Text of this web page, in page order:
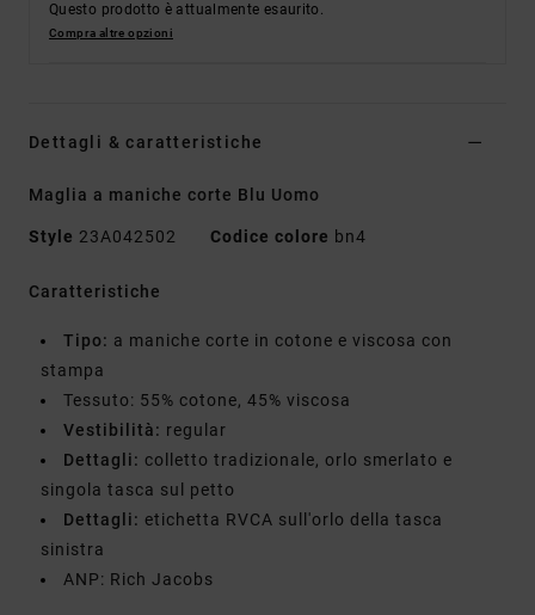
Questo prodotto è attualmente esaurito.
Compra altre opzioni
Dettagli & caratteristiche
Maglia a maniche corte Blu Uomo
Style 23A042502 Codice colore bn4
Caratteristiche
Tipo: a maniche corte in cotone e viscosa con
stampa
Tessuto: 55% cotone, 45% viscosa
Vestibilità: regular
Dettagli: colletto tradizionale, orlo smerlato e
singola tasca sul petto
Dettagli: etichetta RVCA sull'orlo della tasca
sinistra
ANP: Rich Jacobs